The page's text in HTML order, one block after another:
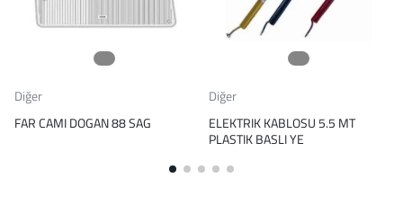
Diğer
FAR CAMI DOGAN 88 SAG
Diğer
ELEKTRIK KABLOSU 5.5 MT
PLASTIK BASLI YE